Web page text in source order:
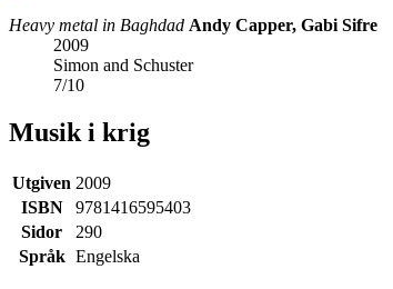
Heavy metal in Baghdad Andy Capper, Gabi Sifre
2009
Simon and Schuster
7/10
Musik i krig
Utgiven 2009
ISBN
9781416595403
Sidor
290
Språk Engelska